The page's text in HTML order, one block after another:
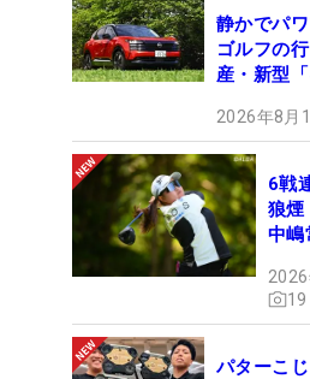
静かでパ
ゴルフの
産・新型
2026年8月
6戦
狼
中嶋
19
パターこ